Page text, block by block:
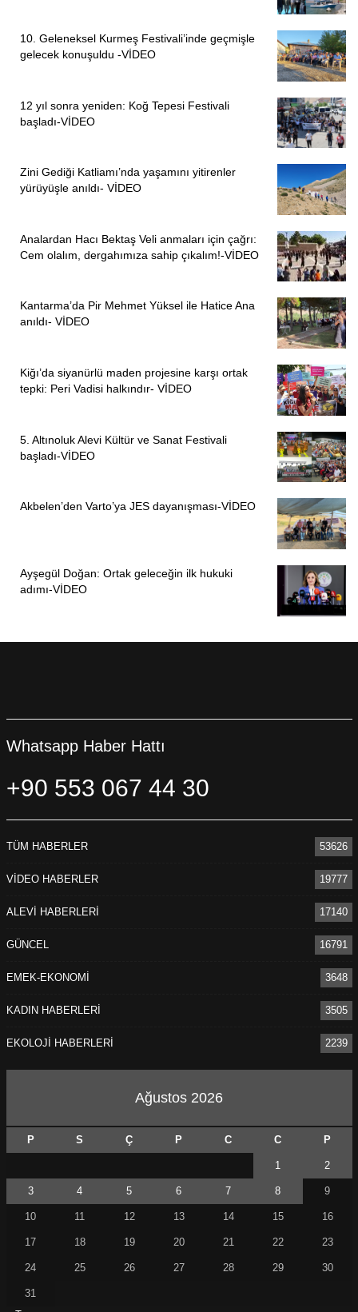
10. Geleneksel Kurmeş Festivali’inde geçmişle
gelecek konuşuldu -VİDEO
12 yıl sonra yeniden: Koğ Tepesi Festivali
başladı-VİDEO
Zini Gediği Katliamı’nda yaşamını yitirenler
yürüyüşle anıldı- VİDEO
Analardan Hacı Bektaş Veli anmaları için çağrı:
Cem olalım, dergahımıza sahip çıkalım!-VİDEO
Kantarma’da Pir Mehmet Yüksel ile Hatice Ana
anıldı- VİDEO
Kiğı’da siyanürlü maden projesine karşı ortak
tepki: Peri Vadisi halkındır- VİDEO
5. Altınoluk Alevi Kültür ve Sanat Festivali
başladı-VİDEO
Akbelen’den Varto’ya JES dayanışması-VİDEO
Ayşegül Doğan: Ortak geleceğin ilk hukuki
adımı-VİDEO
Whatsapp Haber Hattı
+90 553 067 44 30
TÜM HABERLER 53626
VİDEO HABERLER 19777
ALEVİ HABERLERİ 17140
GÜNCEL 16791
EMEK-EKONOMİ 3648
KADIN HABERLERİ 3505
EKOLOJİ HABERLERİ 2239
Ağustos 2026
P S Ç P C C P
1 2
3 4 5 6 7 8 9
10 11 12 13 14 15 16
17 18 19 20 21 22 23
24 25 26 27 28 29 30
31